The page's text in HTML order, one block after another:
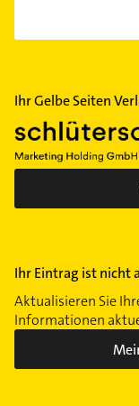
Ihr Gelbe Seiten
Ihr Eintrag ist nicht
Aktualisieren Sie
Informationen